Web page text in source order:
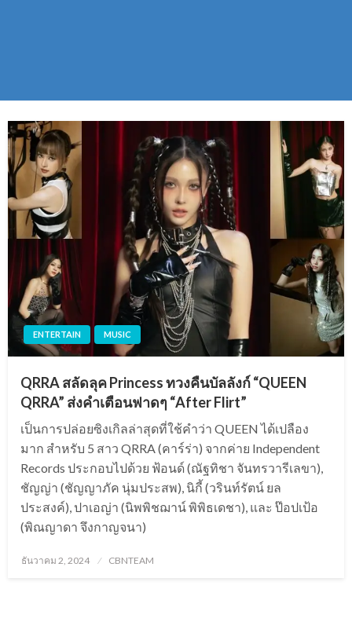
ENTERTAIN MUSIC
QRRA สลัดลุค Princess ทวงคืนบัลลังก์ “QUEEN
QRRA” ส่งคำเตือนฟาดๆ “After Flirt”
เป็นการปล่อยซิงเกิลล่าสุดที่ใช้คำว่า QUEEN ได้เปลือง
มาก สำหรับ 5 สาว QRRA (คาร์ร่า) จากค่าย Independent
Records ประกอบไปด้วย ฟ้อนด์ (ณัฐทิชา จันทรวารีเลขา),
ชัญญ่า (ชัญญาภัค นุ่มประสพ), นิกี้ (วรินท์รัตน์ ยล
ประสงค์), ปาเอญ่า (นิพพิชฌาน์ พิพิธเดชา), และ ป๊อปเป้อ
(พิณญาดา จึงกาญจนา)
Posted
ธันวาคม 2, 2024 CBNTEAM